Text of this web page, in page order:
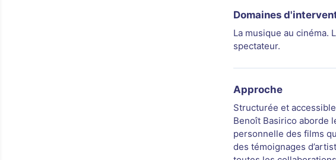
Domaines
La musique au cinéma.
spectateur.
Approche
Structurée et
Benoît Basirico aborde
personnelle des films
des témoignages